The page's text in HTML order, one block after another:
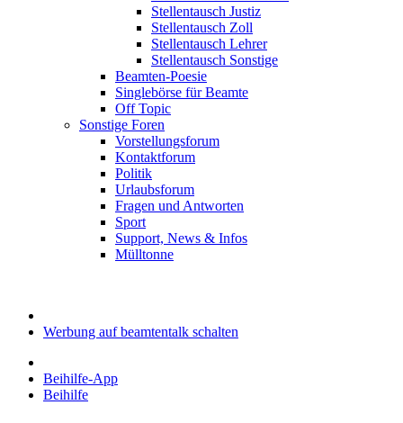
Stellentausch Justiz
Stellentausch Zoll
Stellentausch Lehrer
Stellentausch Sonstige
Beamten-Poesie
Singlebörse für Beamte
Off Topic
Sonstige Foren
Vorstellungsforum
Kontaktforum
Politik
Urlaubsforum
Fragen und Antworten
Sport
Support, News & Infos
Mülltonne
Werbung auf beamtentalk schalten
Beihilfe-App
Beihilfe